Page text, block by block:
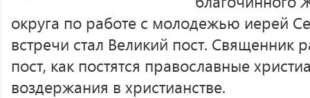
округа по работе с молодежью иерей
встречи стал Великий пост. Священник
пост, как постятся православные
воздержания в христианстве.